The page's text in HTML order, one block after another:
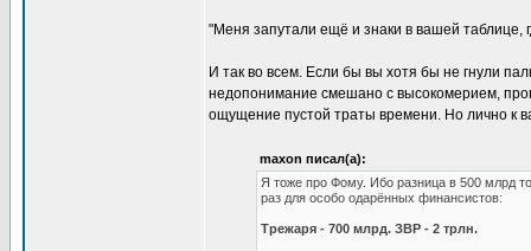
"Меня запутали ещё и знаки в вашей таблице,
И так во всем. Если бы вы хотя бы не гнули
недопонимание смешано с высокомерием,
ощущение пустой траты времени. Но лично к
maxon писал(а):
Я тоже про Фому. Ибо разница в 500 млрд
раз для особо одарённых финансистов:
Трежаря - 700 млрд. ЗВР - 2 трлн.